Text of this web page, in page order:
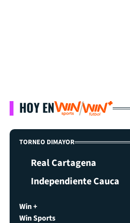
HOY EN
TORNEO DIMAYOR
Real Cartagena
Independiente Cauca
Win +
Win Sports